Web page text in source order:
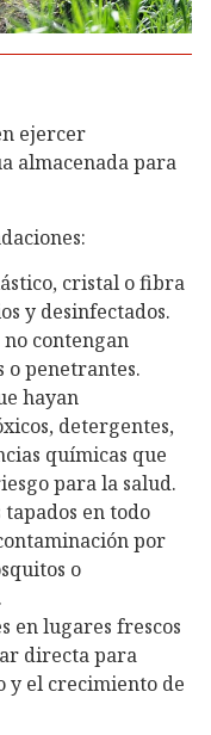
ejercer
almacenada para
cristal o fibra
y desinfectados.
contengan
o penetrantes.
hayan
detergentes,
químicas que
para la salud.
en todo
por
o
en lugares frescos
directa para
y el crecimiento de